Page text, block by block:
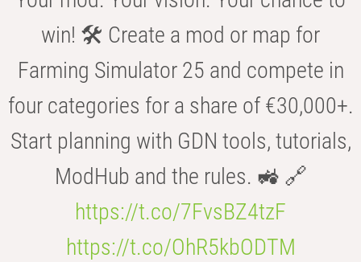
win! 🛠️ Create a mod or map for
Farming Simulator 25 and compete in
four categories for a share of €30,000+.
Start planning with GDN tools, tutorials,
ModHub and the rules. 🚜 🔗
https://t.co/7FvsBZ4tzF
https://t.co/OhR5kbODTM